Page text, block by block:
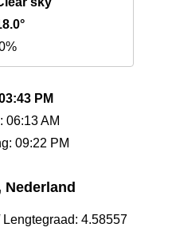
PM
06:13 AM
09:22 PM
4.58557